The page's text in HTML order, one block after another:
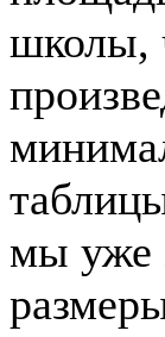
школы,
мы уже